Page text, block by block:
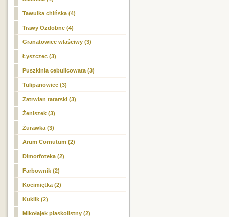
Tawułka chińska (4)
Trawy Ozdobne (4)
Granatowiec właściwy (3)
Łyszczec (3)
Puszkinia cebulicowata (3)
Tulipanowiec (3)
Zatrwian tatarski (3)
Żeniszek (3)
Żurawka (3)
Arum Cornutum (2)
Dimorfoteka (2)
Farbownik (2)
Kocimiętka (2)
Kuklik (2)
Mikołajek płaskolistny (2)